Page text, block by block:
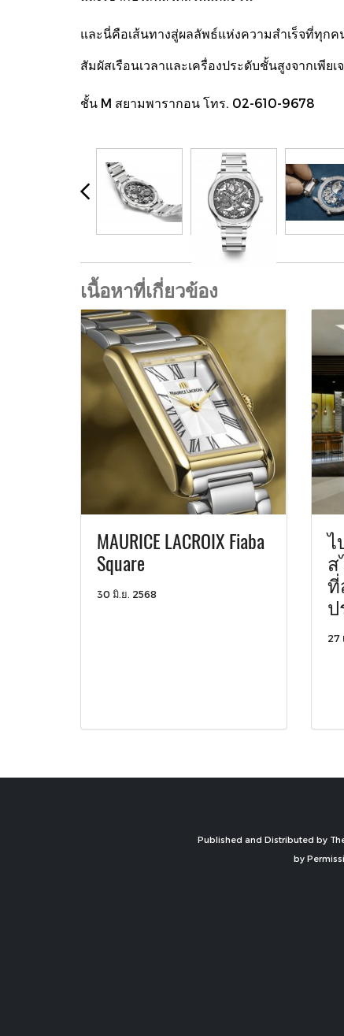
และนี่คือเส้นทางสู่ผลลัพธ์แห่งความสำเร็จที่ทุกคน
สัมผัสเรือนเวลาและเครื่องประดับชั้นสูงจากเพี
ชั้น M สยามพารากอน โทร. 02-610-9678
เนื้อหาที่เกี่ยวข้อง
MAURICE LACROIX Fiaba
Square
30 มิ.ย. 2568
ไ
ที่
ป
27
Published and Distributed by
by